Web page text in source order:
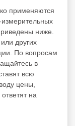
применяются
измерительных
ниже.
других
По вопросам
в
всю
цены,
на